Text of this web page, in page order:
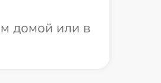
домой или в